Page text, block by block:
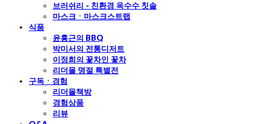
브러쉬리 - 친환경 옥수수 칫솔
마스크ㆍ마스크스트랩
식품
윤홍근의 BBQ
박미서의 전통디저트
이정희의 꽃차인 꽃차
리더몰 명절 특별전
구독ㆍ경험
리더몰책방
경험상품
리뷰